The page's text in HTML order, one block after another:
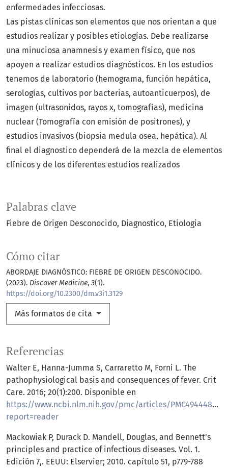
Palabras clave
Fiebre de Origen Desconocido Diagnostico Etiologia
Cómo citar
ABORDAJE DIAGNÓSTICO: FIEBRE DE ORIGEN DESCONOCIDO.
(2023). Discover Medicine, 3(1).
https://doi.org/10.2300/dm.v3i1.3129
Más formatos de cita
enfermedades infecciosas.
Las pistas clínicas son elementos que nos orientan a que
estudios realizar y posibles etiologías. Debe realizarse
una minuciosa anamnesis y examen físico, que nos
apoyen a realizar estudios diagnósticos. En los estudios
tenemos de laboratorio (hemograma, función hepática,
serologías, cultivos por bacterias, autoanticuerpos), de
imagen (ultrasonidos, rayos x, tomografías), medicina
nuclear (Tomografía con emisión de positrones), y
estudios invasivos (biopsia medula osea, hepática). Al
final el diagnostico dependerá de la mezcla de elementos
clínicos y de los diferentes estudios realizados
Referencias
Walter E, Hanna-Jumma S, Carraretto M, Forni L. The
pathophysiological basis and consequences of fever. Crit
Care. 2016; 20(1):200. Disponible en
https://www.ncbi.nlm.nih.gov/pmc/articles/PMC4944485/?
report=reader
Mackowiak P, Durack D. Mandell, Douglas, and Bennett’s
principles and practice of infectious diseases. Vol. 1.
Edición 7,. EEUU: Elservier; 2010. capítulo 51, p779-788